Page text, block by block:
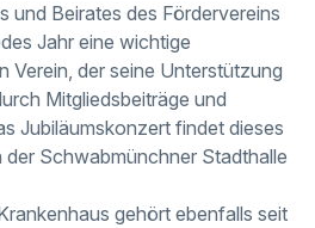
und Beirates des Fördervereins
Jahr eine wichtige
Verein, der seine Unterstützung
Mitgliedsbeiträge und
Jubiläumskonzert findet dieses
der Schwabmünchner Stadthalle
gehört ebenfalls seit